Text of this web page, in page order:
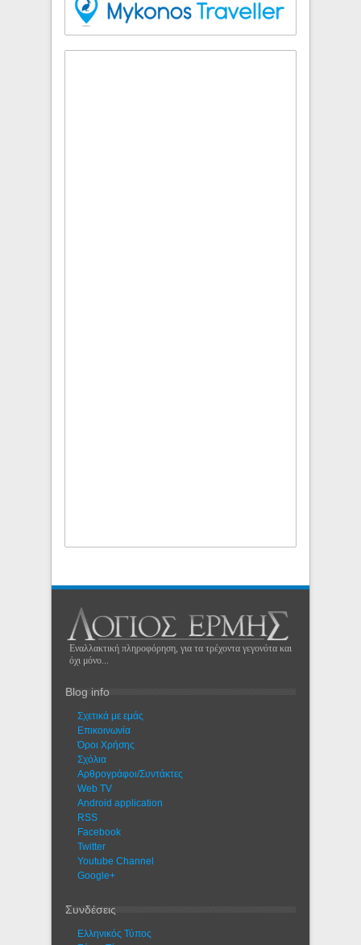
Εναλλακτική πληροφόρηση, για τα τρέχοντα γεγονότα και
όχι μόνο...
Blog info
Σχετικά με εμάς
Eπικοινωνία
Όροι Χρήσης
Σχόλια
Αρθρογράφοι/Συντάκτες
Web TV
Android application
RSS
Facebook
Twitter
Youtube Channel
Google+
Συνδέσεις
Ελληνικός Τύπος